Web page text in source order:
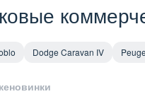
Dodge Caravan IV
новинки